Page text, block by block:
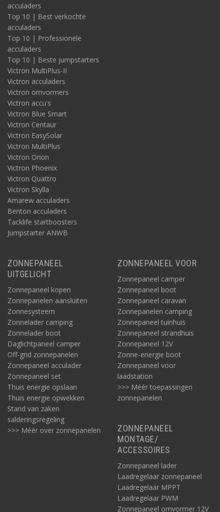
acculaders
Top 10 | Best verkochte
acculaders
Top 10 | Professionele
acculaders
Top 10 | Beste jumpstarters
Victron MultiPlus-II
Victron acculaders
Victron omvormers
Victron accu's
Victron Blue Smart
Victron Centaur
Victron EasySolar
Victron MultiPlus
Victron Orion
Victron Phoenix
Victron Quattro
Victron Skylla
Amarew acculaders
Benton acculaders
Tacklife startboosters
Jumpstarter ANWB
ZONNEPANEEL
UITGELICHT
Zonnepaneel kopen
Zonnepanelen aansluiten
Zonnesysteem
Zonnelader camping
Zonnelader boot
Daglichtpaneel camper
Off-grid zonnepanelen
Zonnepaneel acculader
Zonnepaneel set
Thuis energie opslaan
Thuis energie opwekken
Stand van zaken
salderingsregeling
>>> Méér over zonnepanelen
ZONNEPANEEL VOOR
Zonnepaneel camper
Zonnepaneel boot
Zonnepaneel caravan
Zonnepanelen camping
Zonnepaneel tuinhuis
Zonnepaneel strandhuis
Zonnepaneel 12V
Zonne-energie boot
Zonnepaneel voor
laadstation
>>> Méér toepassingen
zonnepanelen
ZONNEPANEEL
MONTAGE/
ACCESSOIRES
Zonnepaneel lader
Laadregelaar zonnepaneel
Laadregelaar MPPT
Laadregelaar PWM
Zonnepaneel omvormer 12V